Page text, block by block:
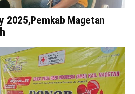
2025,Pemkab Magetan